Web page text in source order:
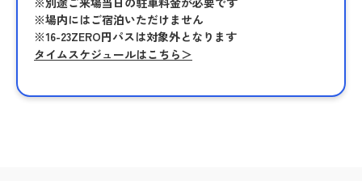
※場内にはご宿泊いただけません
※16-23ZERO円パスは対象外となります
タイムスケジュールはこちら＞